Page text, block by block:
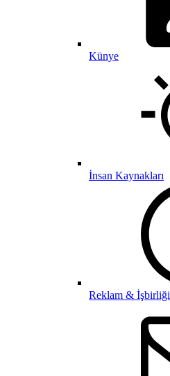
Künye
İnsan Kaynakları
Reklam & İşbirliği